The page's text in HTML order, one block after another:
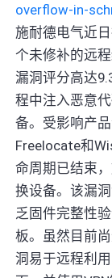
overflow-in-
施耐德电气近
个未修补的远
漏洞评分高达
程中注入恶意
备。受影响产
Freelocate和
命周期已结束
换设备。该漏
乏固件完整性
板。虽然目前
洞易于远程利